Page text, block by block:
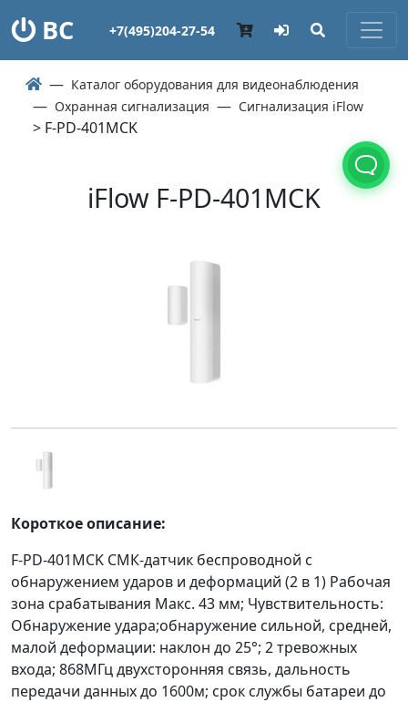
ВС +7(495)204-27-54
Каталог оборудования для видеонаблюдения
Охранная сигнализация
Сигнализация iFlow
> F-PD-401MCK
iFlow F-PD-401MCK
Короткое описание:
F-PD-401MCK СМК-датчик беспроводной с
обнаружением ударов и деформаций (2 в 1) Рабочая
зона срабатывания Макс. 43 мм; Чувствительность:
Обнаружение удара;обнаружение сильной, средней,
малой деформации: наклон до 25°; 2 тревожных
входа; 868МГц двухсторонняя связь, дальность
передачи данных до 1600м; срок службы батареи до